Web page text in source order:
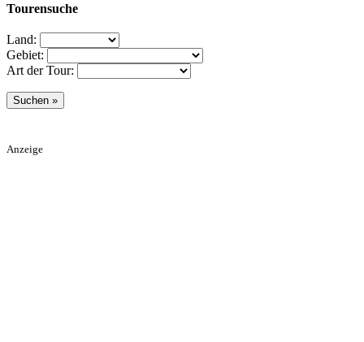
Tourensuche
Land:
Gebiet:
Art der Tour:
Anzeige